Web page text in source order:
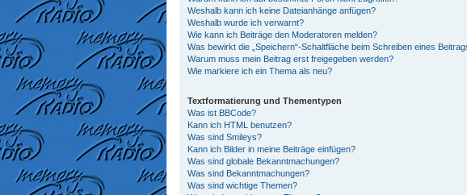
Weshalb kann ich keine Dateianhänge anfügen?
Weshalb wurde ich verwarnt?
Wie kann ich Beiträge den Moderatoren melden?
Was bewirkt die „Speichern“-Schaltfläche beim Schreiben eines
Warum muss mein Beitrag erst freigegeben werden?
Wie markiere ich ein Thema als neu?
Textformatierung und Thementypen
Was ist BBCode?
Kann ich HTML benutzen?
Was sind Smileys?
Kann ich Bilder in meine Beiträge einfügen?
Was sind globale Bekanntmachungen?
Was sind Bekanntmachungen?
Was sind wichtige Themen?